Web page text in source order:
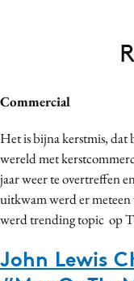
Carriere
Craft
Customer Experience
Data & Insights
Design
Digital transformation
Diversiteit
Commercial
Het is bijna kerstmis, dat
wereld met
jaar weer te overtreffen
uitkwam werd er meteen
werd trending topic op
John Lewis